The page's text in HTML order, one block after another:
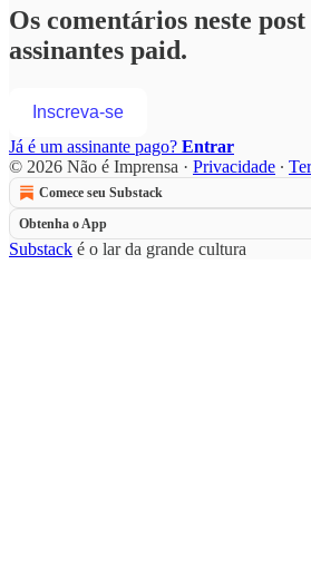
Os comentários neste
assinantes paid.
Inscreva-se
Já é um assinante pago? Entrar
© 2026 Não é Imprensa · Privacidade ∙
Comece seu Substack
Obtenha o App
Substack é o lar da grande cultura